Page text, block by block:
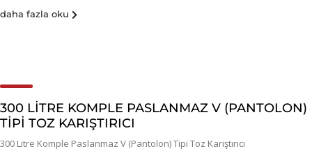
daha fazla oku
300 LITRE KOMPLE PASLANMAZ V (PANTOLON)
TIPI TOZ KARIŞTIRICI
300 Litre Komple Paslanmaz V (Pantolon) Tipi Toz Karıştırıcı